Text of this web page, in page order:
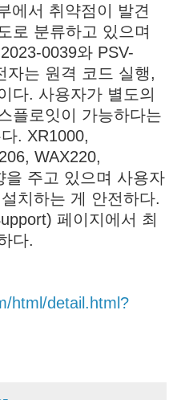
에서 취약점이 발견
로 분류하고 있으며
0039와 PSV-
자는 원격 코드 실행,
다. 사용자가 별도의
플로잇이 가능하다는
. XR1000,
WAX220,
을 주고 있으며 사용자
치하는 게 안전하다.
페이지에서 최
다.
html/detail.html?